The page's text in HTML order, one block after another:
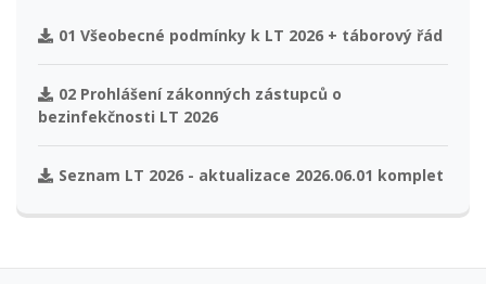
01 Všeobecné podmínky k LT 2026 + táborový řád
02 Prohlášení zákonných zástupců o
bezinfekčnosti LT 2026
Seznam LT 2026 - aktualizace 2026.06.01 komplet